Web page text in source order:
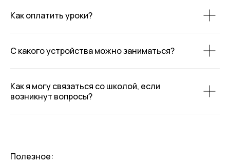
Как оплатить уроки?
С какого устройства можно заниматься?
Как я могу связаться со школой, если
возникнут вопросы?
Полезное: